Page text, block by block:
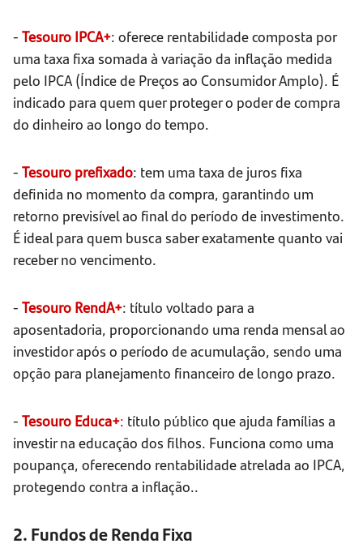
- Tesouro IPCA+: oferece rentabilidade composta por
uma taxa fixa somada à variação da inflação medida
pelo IPCA (Índice de Preços ao Consumidor Amplo). É
indicado para quem quer proteger o poder de compra
do dinheiro ao longo do tempo.
- Tesouro prefixado: tem uma taxa de juros fixa
definida no momento da compra, garantindo um
retorno previsível ao final do período de investimento.
É ideal para quem busca saber exatamente quanto vai
receber no vencimento.
- Tesouro RendA+: título voltado para a
aposentadoria, proporcionando uma renda mensal ao
investidor após o período de acumulação, sendo uma
opção para planejamento financeiro de longo prazo.
- Tesouro Educa+: título público que ajuda famílias a
investir na educação dos filhos. Funciona como uma
poupança, oferecendo rentabilidade atrelada ao IPCA,
protegendo contra a inflação..
2. Fundos de Renda Fixa